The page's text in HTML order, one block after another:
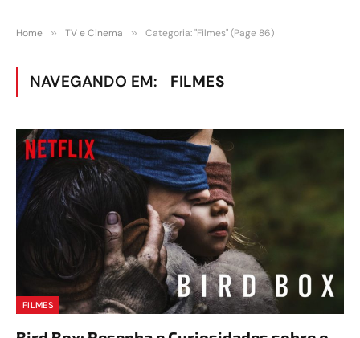
Home » TV e Cinema » Categoria: "Filmes" (Page 86)
NAVEGANDO EM: FILMES
FILMES